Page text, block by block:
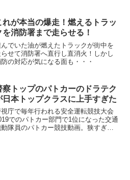
れが本当の爆走！燃えるトラッ
を消防署まで走らせる！
でいた油が燃えたトラックが街中を
らせて消防署へ直行し直消火！しかし
の対応が気になる面も・・・
察トップのパトカーのドラテク
日本トップクラスに上手すぎた
庁で毎年行われる安全運転競技大会
でのパトカー部門で1位になった交通
隊員のパトカー競技動画。狭すぎる